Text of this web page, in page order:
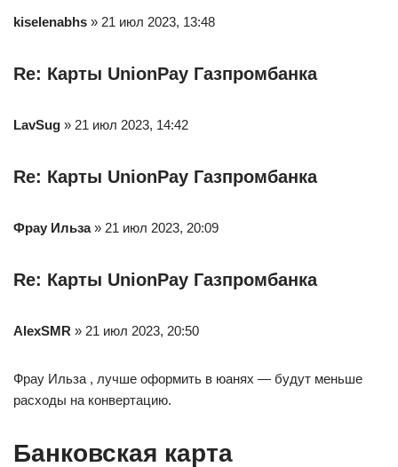
kiselenabhs » 21 июл 2023, 13:48
Re: Карты UnionPay Газпромбанка
LavSug » 21 июл 2023, 14:42
Re: Карты UnionPay Газпромбанка
Фрау Ильза» 21 июл 2023, 20:09
Re: Карты UnionPay Газпромбанка
AlexSMR » 21 июл 2023, 20:50
Фрау Ильза , лучше оформить в юанях — будут меньше
расходы на конвертацию.
Банковская карта